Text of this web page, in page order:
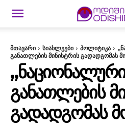
მთავარი სიახლეები პოლიტიკა
განათლების მინისტრის გადადგომას
ᲒᲐᲜᲐᲗᲚᲔᲑᲘᲡ
ᲒᲐᲓᲐᲓᲒᲝᲛᲐᲡ